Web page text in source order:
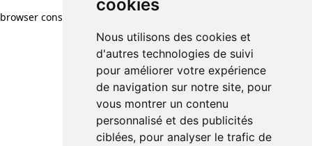
cookies
Nous utilisons des cookies et
d'autres technologies de suivi
pour améliorer votre expérience
de navigation sur notre site, pour
vous montrer un contenu
personnalisé et des publicités
ciblées, pour analyser le trafic de
browser console for more information)